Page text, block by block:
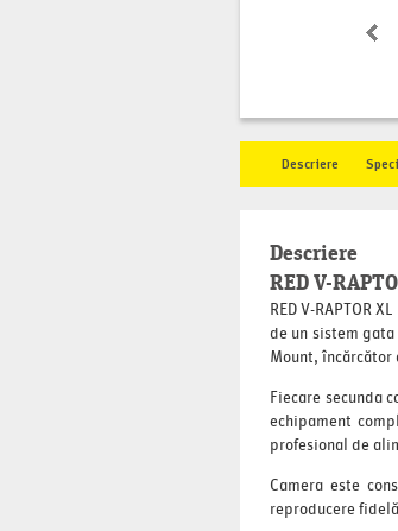
Descriere
Descriere
RED V-
RED V-RAPTOR
de un sistem gata
Mount,
Fiecare secunda
echipament
profesional de
Camera este
reproducere